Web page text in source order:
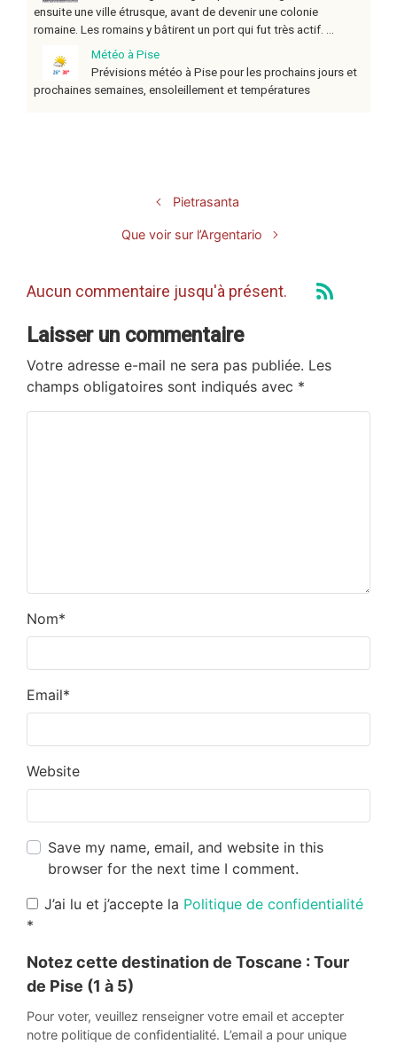
ensuite une ville étrusque, avant de devenir une colonie
romaine. Les romains y bâtirent un port qui fut très actif. ...
Météo à Pise
Prévisions météo à Pise pour les prochains jours et
prochaines semaines, ensoleillement et températures
Pietrasanta
Que voir sur l’Argentario
Aucun commentaire jusqu'à présent.
Laisser un commentaire
Votre adresse e-mail ne sera pas publiée. Les
champs obligatoires sont indiqués avec *
Nom*
Email*
Website
Save my name, email, and website in this
browser for the next time I comment.
J’ai lu et j’accepte la Politique de confidentialité
*
Notez cette destination de Toscane : Tour
de Pise (1 à 5)
Pour voter, veuillez renseigner votre email et accepter
notre politique de confidentialité. L’email a pour unique